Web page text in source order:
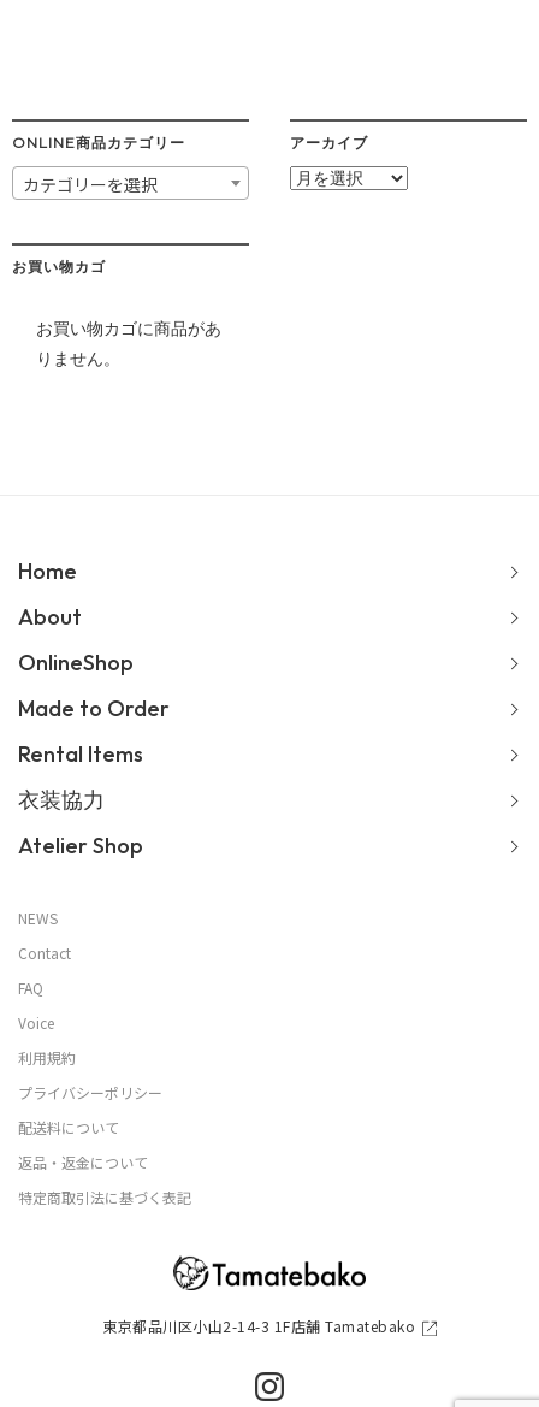
ONLINE商品カテゴリー
カテゴリーを選択
アーカイブ
ア
お買い物カゴ
お買い物カゴに商品があ
りません。
東京都品川区小山2-14-3 1F店舗 Tamatebako
Home
About
OnlineShop
Made to Order
Rental Items
衣装協力
Atelier Shop
NEWS
Contact
FAQ
Voice
利用規約
プライバシーポリシー
配送料について
返品・返金について
特定商取引法に基づく表記